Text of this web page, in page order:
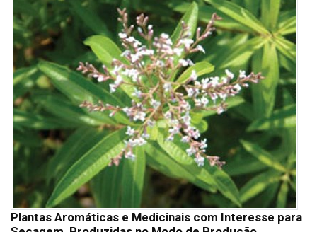
Plantas Aromáticas e Medicinais com Interesse para